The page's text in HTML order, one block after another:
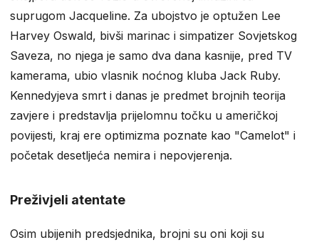
suprugom Jacqueline. Za ubojstvo je optužen Lee
Harvey Oswald, bivši marinac i simpatizer Sovjetskog
Saveza, no njega je samo dva dana kasnije, pred TV
kamerama, ubio vlasnik noćnog kluba Jack Ruby.
Kennedyjeva smrt i danas je predmet brojnih teorija
zavjere i predstavlja prijelomnu točku u američkoj
povijesti, kraj ere optimizma poznate kao "Camelot" i
početak desetljeća nemira i nepovjerenja.
Preživjeli atentate
Osim ubijenih predsjednika, brojni su oni koji su